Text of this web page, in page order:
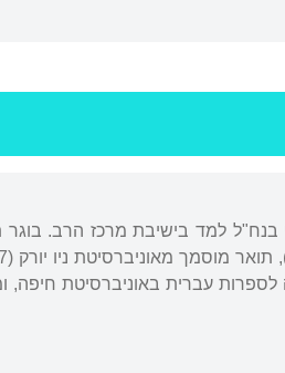
בנח"ל למד בישיבת מרכז הרב. בוגר